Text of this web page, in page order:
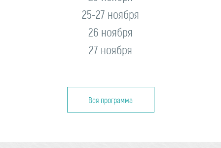
25-27 ноября
26 ноября
27 ноября
Вся программа